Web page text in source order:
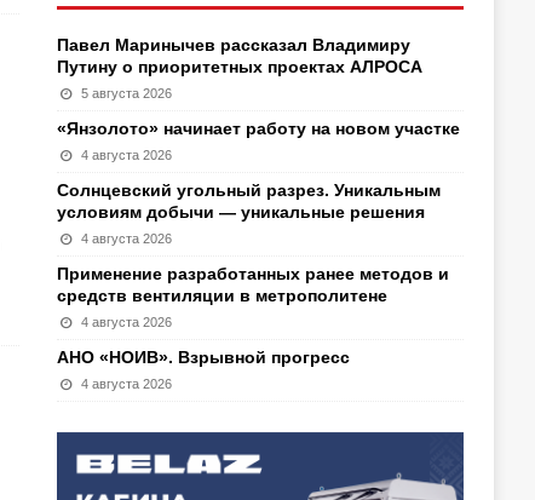
Павел Маринычев рассказал Владимиру
Путину о приоритетных проектах АЛРОСА
5 августа 2026
«Янзолото» начинает работу на новом участке
4 августа 2026
Солнцевский угольный разрез. Уникальным
условиям добычи — уникальные решения
4 августа 2026
Применение разработанных ранее методов и
средств вентиляции в метрополитене
4 августа 2026
АНО «НОИВ». Взрывной прогресс
4 августа 2026